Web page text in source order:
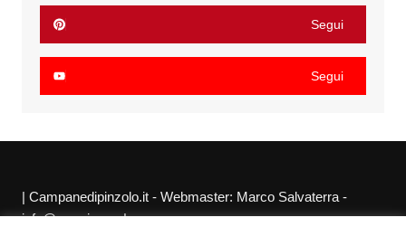
Segui
Segui
| Campanedipinzolo.it - Webmaster: Marco Salvaterra -
info@agraria.org |